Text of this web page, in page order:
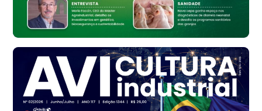
R$ 147,87
cx
Frango - Indicador
R$ 7,13
kg
Frango - Indicador